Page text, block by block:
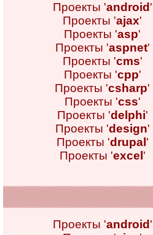
Проекты 'android '
Проекты 'ajax'
Проекты 'asp'
Проекты 'aspnet'
Проекты 'cms'
Проекты 'cpp'
Проекты 'csharp'
Проекты 'css'
Проекты 'delphi'
Проекты 'design'
Проекты 'drupal '
Проекты 'excel '
Проекты 'android '